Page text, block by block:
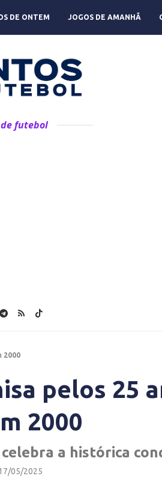
DE ONTEM JOGOS DE AMANHÃ
futebol
2000
pelos 25
2000
a histórica
05/2025